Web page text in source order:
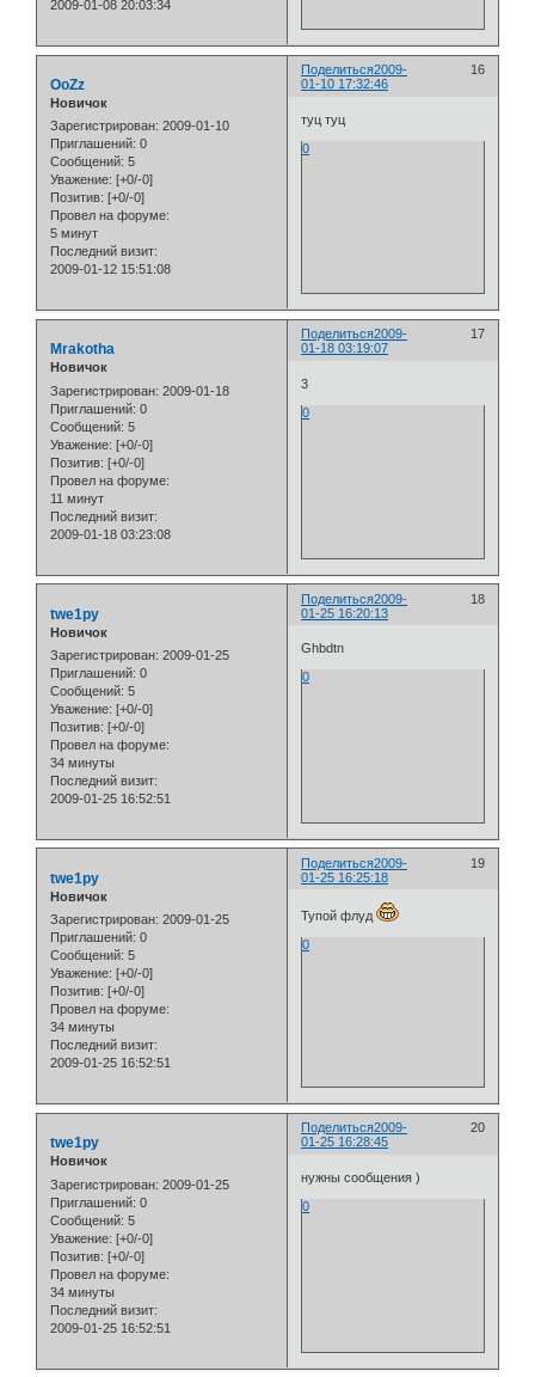
2009-01-08 20:03:34
Поделиться 16
2009-
01-10 17:32:46
OoZz
Новичок
Зарегистрирован: 2009-01-10
Приглашений: 0
Сообщений: 5
Уважение: [+0/-0]
Позитив: [+0/-0]
Провел на форуме:
5 минут
Последний визит:
2009-01-12 15:51:08
туц туц
0
Поделиться 17
2009-
01-18 03:19:07
Mrakotha
Новичок
Зарегистрирован: 2009-01-18
Приглашений: 0
Сообщений: 5
Уважение: [+0/-0]
Позитив: [+0/-0]
Провел на форуме:
11 минут
Последний визит:
2009-01-18 03:23:08
3
0
Поделиться 18
2009-
01-25 16:20:13
twe1py
Новичок
Зарегистрирован: 2009-01-25
Приглашений: 0
Сообщений: 5
Уважение: [+0/-0]
Позитив: [+0/-0]
Провел на форуме:
34 минуты
Последний визит:
2009-01-25 16:52:51
Ghbdtn
0
Поделиться 19
2009-
01-25 16:25:18
twe1py
Новичок
Зарегистрирован: 2009-01-25
Приглашений: 0
Сообщений: 5
Уважение: [+0/-0]
Позитив: [+0/-0]
Провел на форуме:
34 минуты
Последний визит:
2009-01-25 16:52:51
Тупой флуд
0
Поделиться 20
2009-
01-25 16:28:45
twe1py
Новичок
Зарегистрирован: 2009-01-25
Приглашений: 0
Сообщений: 5
Уважение: [+0/-0]
Позитив: [+0/-0]
Провел на форуме:
34 минуты
Последний визит:
2009-01-25 16:52:51
нужны сообщения )
0